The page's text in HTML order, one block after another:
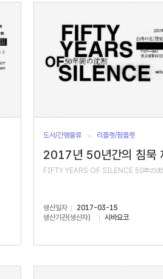
도서/간행물류 리플렛/팜플렛
2017년 50년간의 침묵
FIFTY YEARS OF SILENCE 50年の沈
생산일자
2017-03-15
생산기관(생산자)
시바요코